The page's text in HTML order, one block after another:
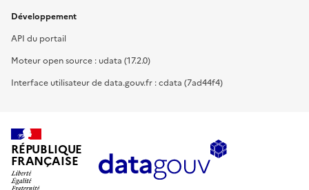
Développement
API du portail
Moteur open source : udata (17.2.0)
Interface utilisateur de data.gouv.fr : cdata (7ad44f4)
RÉPUBLIQUE
FRANÇAISE